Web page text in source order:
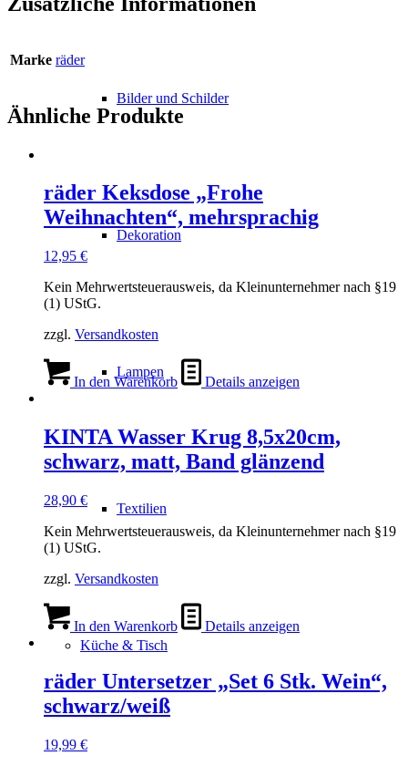
Bilder und Schilder
Dekoration
Lampen
Textilien
Küche & Tisch
Marke räder
Ähnliche Produkte
räder Keksdose „Frohe
Weihnachten“, mehrsprachig
12,95 €
Kein Mehrwertsteuerausweis, da Kleinunternehmer nach §19
(1) UStG.
zzgl. Versandkosten
In den Warenkorb Details anzeigen
KINTA Wasser Krug 8,5x20cm,
schwarz, matt, Band glänzend
28,90 €
Kein Mehrwertsteuerausweis, da Kleinunternehmer nach §19
(1) UStG.
zzgl. Versandkosten
In den Warenkorb Details anzeigen
räder Untersetzer „Set 6 Stk. Wein“,
schwarz/weiß
19,99 €